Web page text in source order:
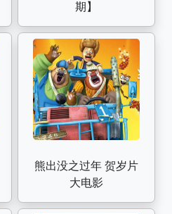
期】
熊出没之过年 贺岁片
大电影